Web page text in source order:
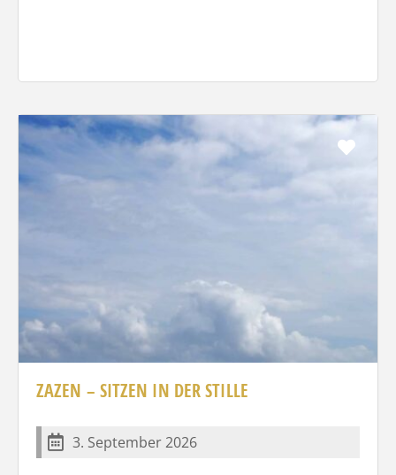
ZAZEN – SITZEN IN DER STILLE
3. September 2026